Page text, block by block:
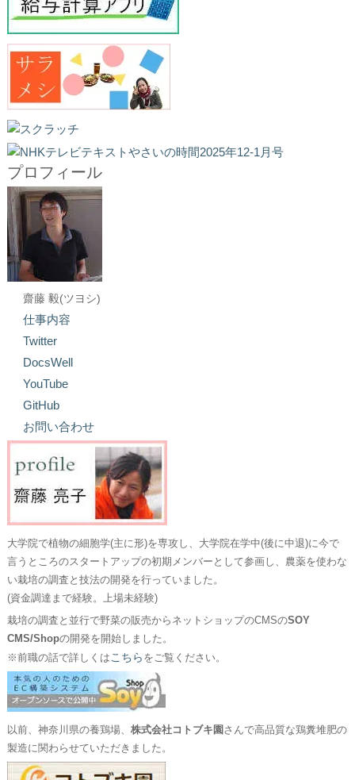
プロフィール
齋藤 毅(ツヨシ)
仕事内容
Twitter
DocsWell
YouTube
GitHub
お問い合わせ
大学院で植物の細胞学(主に形)を専攻し、大学院在学中(後に中退)に今で
言うところのスタートアップの初期メンバーとして参画し、農薬を使わな
い栽培の調査と技法の開発を行っていました。
(資金調達まで経験。上場未経験)
栽培の調査と並行で野菜の販売からネットショップのCMSのSOY
CMS/Shopの開発を開始しました。
※前職の話で詳しくはこちら をご覧ください。
以前、神奈川県の養鶏場、 株式会社コトブキ園 さんで高品質な鶏糞堆肥の
製造に関わらせていただきました。